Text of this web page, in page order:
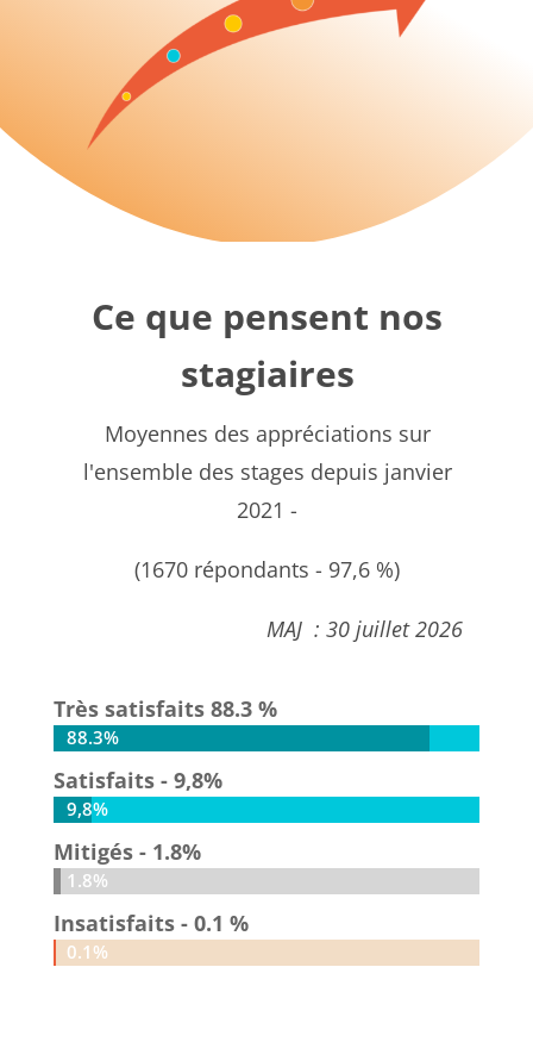
Ce que pensent nos
stagiaires
Moyennes des appréciations sur
l'ensemble des stages depuis janvier
2021 -
(1670 répondants - 97,6 %)
MAJ : 30 juillet 2026
Très satisfaits 88.3 %
88.3%
88.3%
Satisfaits - 9,8%
9,8%
9,8%
Mitigés - 1.8%
1.8%
1.8%
Insatisfaits - 0.1 %
0.1%
0.1%